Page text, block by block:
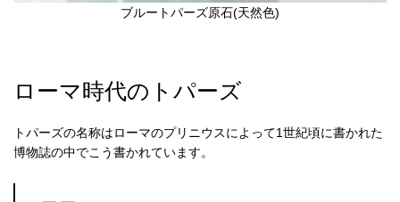
ブルートパーズ原石(天然色)
ローマ時代のトパーズ
トパーズの名称はローマのプリニウスによって1世紀頃に書かれた
博物誌の中でこう書かれています。